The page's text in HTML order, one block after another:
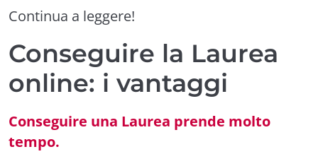
Continua a leggere!
Conseguire la Laurea
online: i vantaggi
Conseguire una Laurea prende molto
tempo.